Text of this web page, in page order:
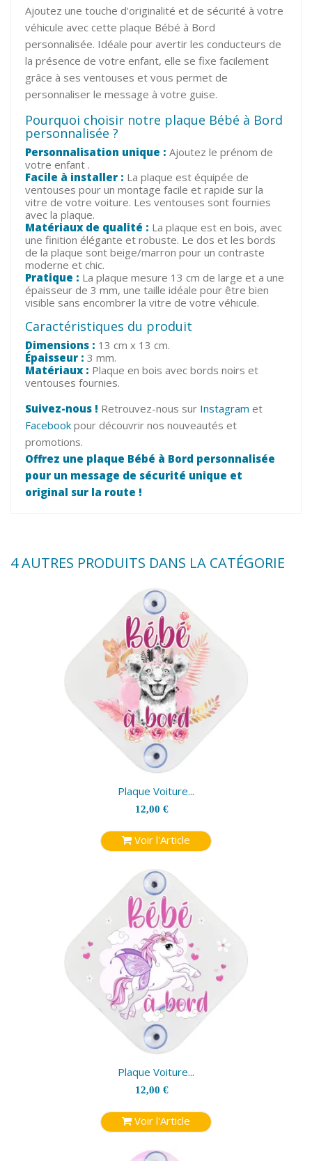
Ajoutez une touche d'originalité et de sécurité à votre
véhicule avec cette plaque Bébé à Bord
personnalisée. Idéale pour avertir les conducteurs de
la présence de votre enfant, elle se fixe facilement
grâce à ses ventouses et vous permet de
personnaliser le message à votre guise.
Pourquoi choisir notre plaque Bébé à Bord
personnalisée ?
Personnalisation unique : Ajoutez le prénom de
votre enfant .
Facile à installer : La plaque est équipée de
ventouses pour un montage facile et rapide sur la
vitre de votre voiture. Les ventouses sont fournies
avec la plaque.
Matériaux de qualité : La plaque est en bois, avec
une finition élégante et robuste. Le dos et les bords
de la plaque sont beige/marron pour un contraste
moderne et chic.
Pratique : La plaque mesure 13 cm de large et a une
épaisseur de 3 mm, une taille idéale pour être bien
visible sans encombrer la vitre de votre véhicule.
Caractéristiques du produit
Dimensions : 13 cm x 13 cm.
Épaisseur : 3 mm.
Matériaux : Plaque en bois avec bords noirs et
ventouses fournies.
Suivez-nous ! Retrouvez-nous sur Instagram et
Facebook pour découvrir nos nouveautés et
promotions.
Offrez une plaque Bébé à Bord personnalisée
pour un message de sécurité unique et
original sur la route !
4 AUTRES PRODUITS DANS LA CATÉGORIE
Plaque Voiture...
12,00 €
Voir l'Article
Plaque Voiture...
12,00 €
Voir l'Article